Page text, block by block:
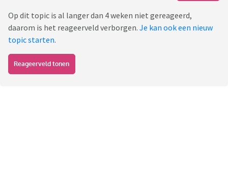
Op dit topic is al langer dan 4 weken niet gereageerd,
daarom is het reageerveld verborgen. Je kan ook een nieuw
topic starten.
Reageerveld tonen